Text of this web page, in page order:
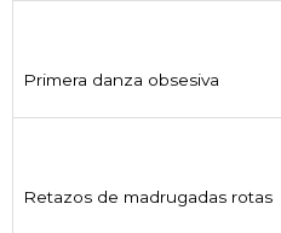
Primera danza obsesiva
Retazos de madrugadas rotas